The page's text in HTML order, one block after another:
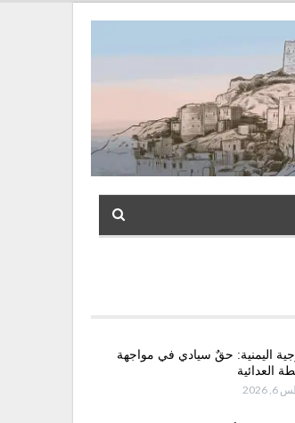
اليمنية: حقٌ سيادي في مواجهة
العدائية